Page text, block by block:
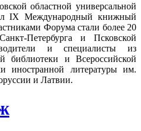
областной универсальной
IX Международный книжный
Форума стали более 20
Петербурга и Псковской
и специалисты из
библиотеки и Всероссийской
иностранной литературы им.
и Латвии.